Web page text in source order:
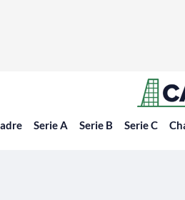
Serie A Serie B Serie C